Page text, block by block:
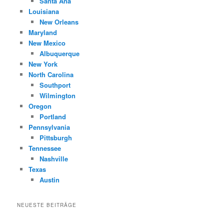
Louisiana
New Orleans
Maryland
New Mexico
Albuquerque
New York
North Carolina
Southport
Wilmington
Oregon
Portland
Pennsylvania
Pittsburgh
Tennessee
Nashville
Texas
Austin
NEUESTE BEITRÄGE